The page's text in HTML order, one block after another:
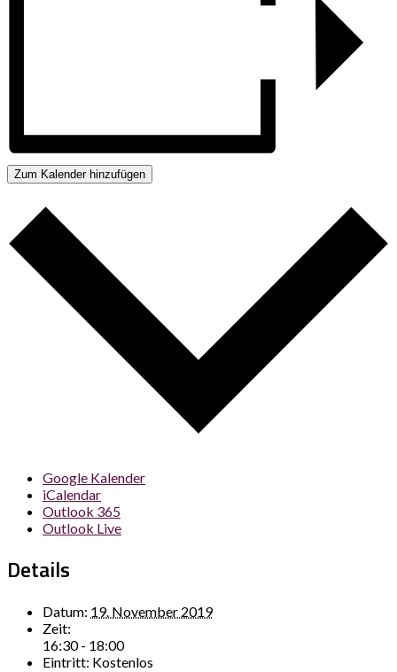
Zum Kalender hinzufügen
Google Kalender
iCalendar
Outlook 365
Outlook Live
Details
Datum: 19. November 2019
Zeit:
16:30 - 18:00
Eintritt: Kostenlos